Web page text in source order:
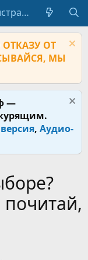
Регистрация
ОТ
МЫ
—
, Аудио-